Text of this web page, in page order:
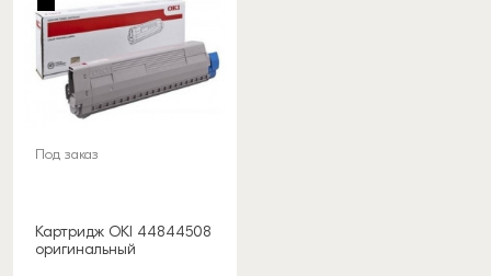
Под заказ
Картридж OKI 44844508
оригинальный